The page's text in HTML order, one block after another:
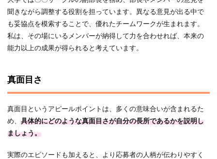
聞きながら調整する役割を担っています。異なる意見が出る中で
も妥協点を模索することで、優れたチームワークが生まれます。
私は、その場にいるメンバーが納得して力を合わせれば、本来の
能力以上の成果が得られると考えています。
真面目さ
真面目というアピールポイントは、多くの意味合いが含まれるた
め、 具体的にどのような真面目さが自分の長所であるかを説明し
ましょう。
実際のエピソードも加えると、より応募者の人柄が伝わりやすく